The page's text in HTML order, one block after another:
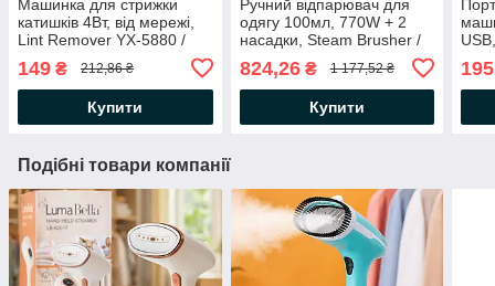
Машинка для стрижки
катишків 4Вт, від мережі,
Lint Remover YX-5880 /
Електрична машинка від
катишків / Тример для
чищення одягу
149 ₴ 212,86 ₴
Купити
Ручний відпарювач для
одягу 100мл, 770W + 2
насадки, Steam Brusher /
праска-щітка
824,26₴ 1 177,52 ₴
Купити
Подібні товари компанії